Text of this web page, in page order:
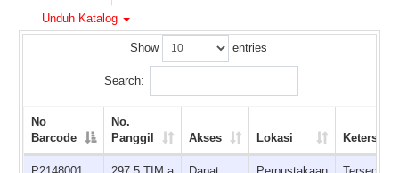
Unduh Katalog
Show entries
Search:
No
Barcode
No.
Panggil
Akses Lokasi